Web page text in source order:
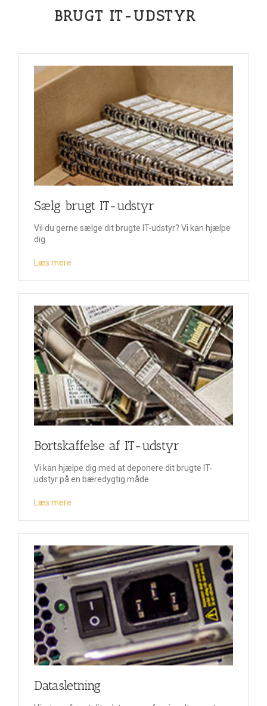
BRUGT IT-UDSTYR
Sælg brugt IT-udstyr
Vil du gerne sælge dit brugte IT-udstyr? Vi kan hjælpe
dig.
Læs mere
Bortskaffelse af IT-udstyr
Vi kan hjælpe dig med at deponere dit brugte IT-
udstyr på en bæredygtig måde.
Læs mere
Datasletning